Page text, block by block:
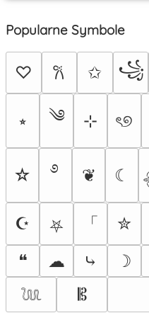
Popularne Symbole
♡ 𐙚 ✩ ꧁
⭒ ༄ ⊹ ৎ୭
☆ ࿔ ❦ ☾
☪ ⛧ 「 ✮
❝
☁ ⤷ ☽
𓆙
𝄡